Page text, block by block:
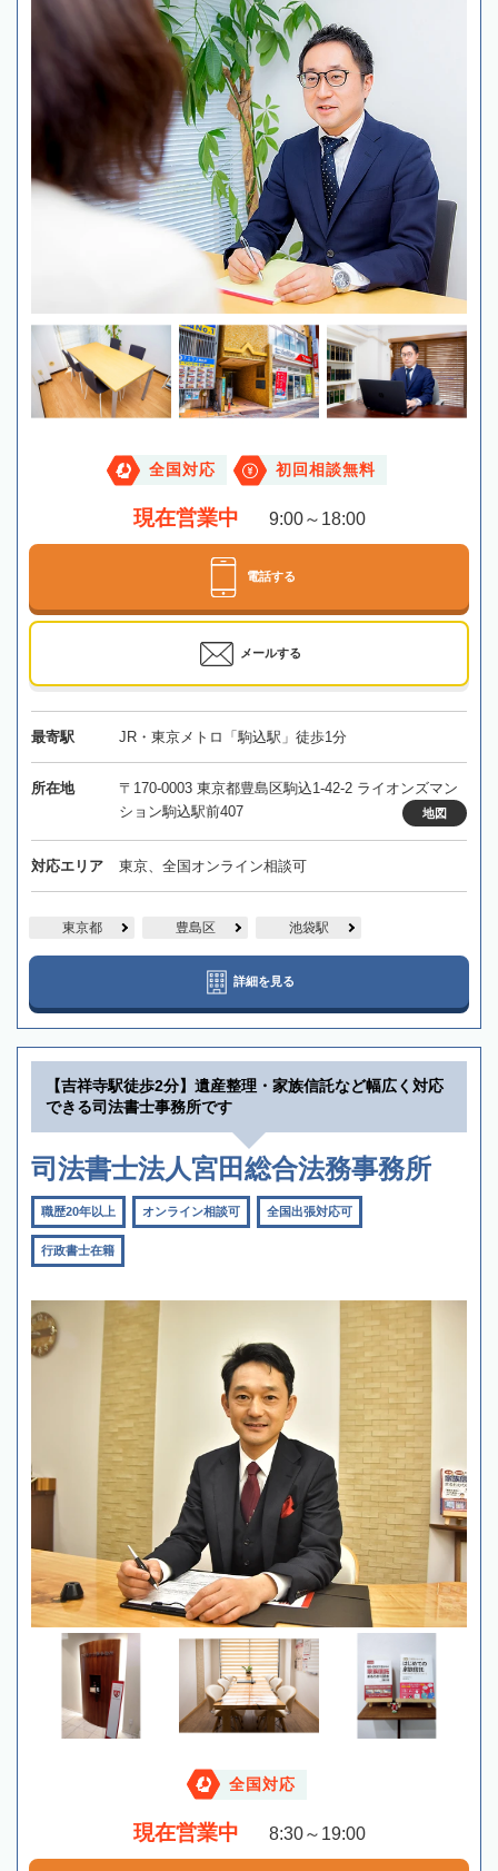
全国対応 初回相談無料
現在営業中 9:00～18:00
電話する
メールする
最寄駅 JR・東京メトロ「駒込駅」徒歩1分
所在地
〒170-0003 東京都豊島区駒込1-42-2 ライオンズマン
ション駒込駅前407
地図
対応エリア 東京、全国オンライン相談可
東京都 豊島区 池袋駅
詳細を見る
【吉祥寺駅徒歩2分】遺産整理・家族信託など幅広く対応
できる司法書士事務所です
司法書士法人宮田総合法務事務所
職歴20年以上 オンライン相談可 全国出張対応可
行政書士在籍
全国対応
現在営業中 8:30～19:00